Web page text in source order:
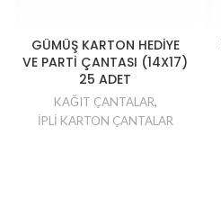
GÜMÜŞ KARTON HEDİYE
VE PARTİ ÇANTASI (14X17)
25 ADET
KAĞIT ÇANTALAR,
İPLİ KARTON ÇANTALAR